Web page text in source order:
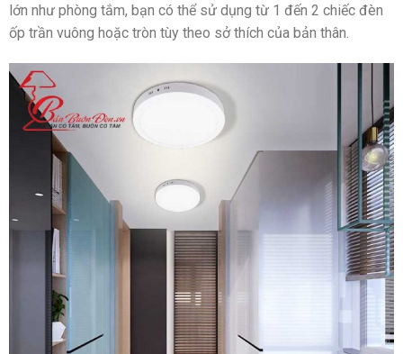
lớn như phòng tắm, bạn có thể sử dụng từ 1 đến 2 chiếc đèn
ốp trần vuông hoặc tròn tùy theo sở thích của bản thân.